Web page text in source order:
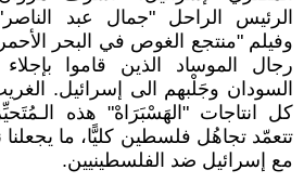
الرئيس الراحل "جمال عبد
وفيلم "منتجع الغوص في البحر
رجال الموساد الذين قاموا
السودان وجَلْبهم الى إسرائيل.
كل انتاجات "الهَسْبَرَاهْ" هذه
تتعمّد تجاهُل فلسطين كليًّا، ما يجعلنا
مع إسرائيل ضد الفلسطينيين.